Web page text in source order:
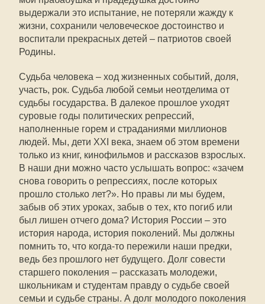
выдержали это испытание, не потеряли жажду к
жизни, сохранили человеческое достоинство и
воспитали прекрасных детей – патриотов своей
Родины.
Судьба человека – ход жизненных событий, доля,
участь, рок. Судьба любой семьи неотделима от
судьбы государства. В далекое прошлое уходят
суровые годы политических репрессий,
наполненные горем и страданиями миллионов
людей. Мы, дети XXI века, знаем об этом времени
только из книг, кинофильмов и рассказов взрослых.
В наши дни можно часто услышать вопрос: «зачем
снова говорить о репрессиях, после которых
прошло столько лет?». Но правы ли мы будем,
забыв об этих уроках, забыв о тех, кто погиб или
был лишен отчего дома? История России – это
история народа, история поколений. Мы должны
помнить то, что когда-то пережили наши предки,
ведь без прошлого нет будущего. Долг совести
старшего поколения – рассказать молодежи,
школьникам и студентам правду о судьбе своей
семьи и судьбе страны. А долг молодого поколения